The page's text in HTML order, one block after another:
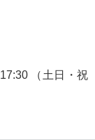
（土日・祝